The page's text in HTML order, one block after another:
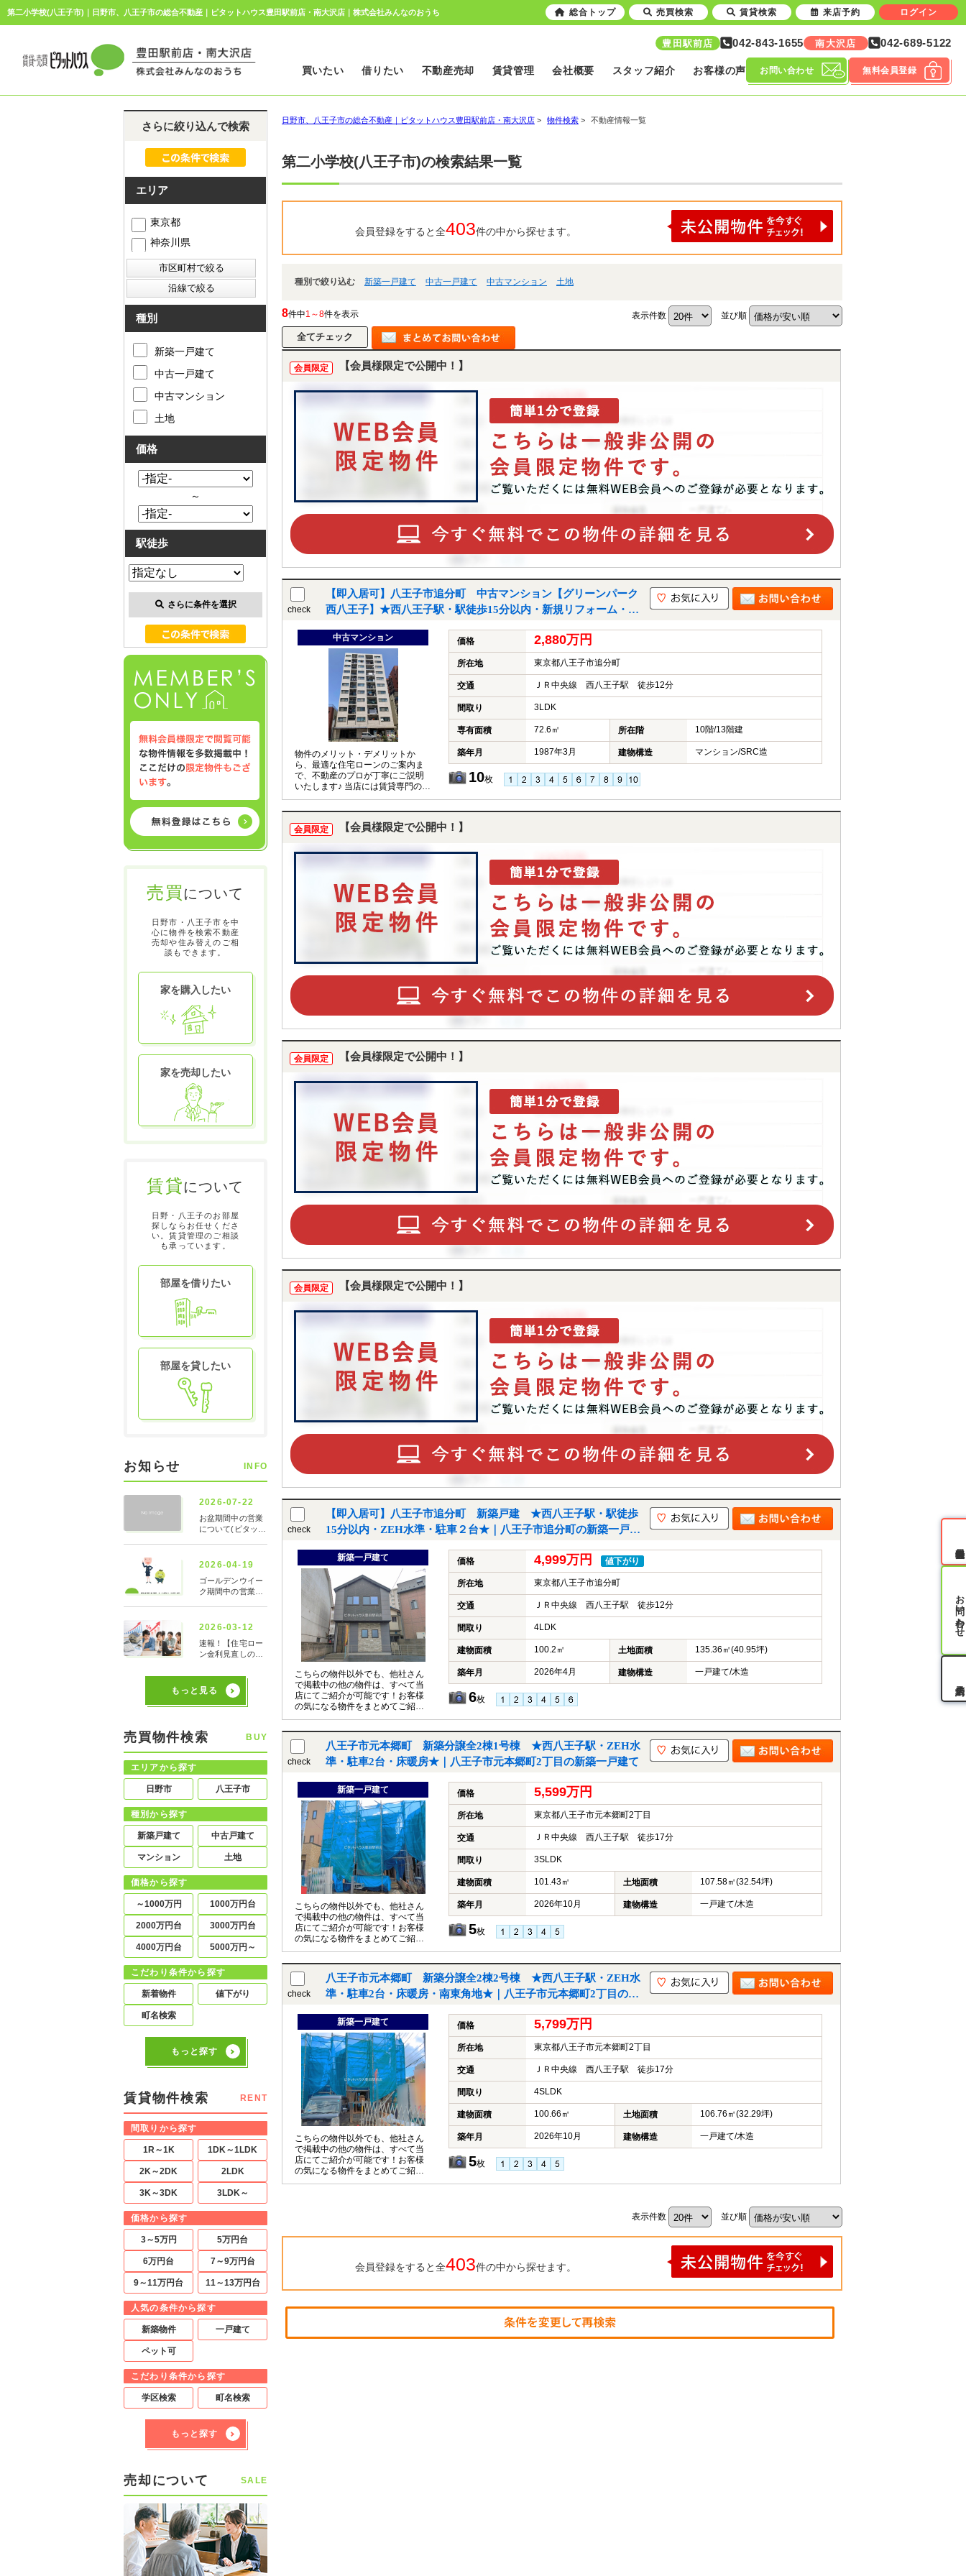
第二小学校(八王子市)｜日野市、八王子市の総合不動産｜ピタットハウス豊田駅前店・南大沢店｜株式会社みんなのおうち
豊田駅前店 042-843-1655 南大沢店 042-689-5122
買いたい 借りたい 不動産売却 賃貸管理 会社概要 スタッフ紹介 お客様の声 お問い合わせ 無料会員登録
日野市、八王子市の総合不動産｜ピタットハウス豊田駅前店・南大沢店 > 物件検索 > 不動産情報一覧
第二小学校(八王子市)の検索結果一覧
会員登録をすると全403件の中から探せます。
種別で絞り込む 新築一戸建て 中古一戸建て 中古マンション 土地
8件中1～8件を表示 表示件数 並び順
会員限定 【会員様限定で公開中！】
check
【即入居可】八王子市追分町 中古マンション【グリーンパーク
西八王子】★西八王子駅・駅徒歩15分以内・新規リフォーム・ペ
中古マンション
物件のメリット・デメリットか
ら、最適な住宅ローンのご案内ま
で、不動産のプロが丁寧にご説明
いたします♪ 当店には賃貸専門のス
タッフもおりますので、賃貸との
価格 2,880万円
所在地 東京都八王子市追分町
交通 ＪＲ中央線 西八王子駅 徒歩12分
間取り 3LDK
専有面積 72.6㎡ 所在階 10階/13階建
築年月 1987年3月 建物構造 マンション/SRC造
10枚
会員限定 【会員様限定で公開中！】
会員限定 【会員様限定で公開中！】
会員限定 【会員様限定で公開中！】
check
【即入居可】八王子市追分町 新築戸建 ★西八王子駅・駅徒歩
15分以内・ZEH水準・駐車２台★｜八王子市追分町の新築一戸建
新築一戸建て
こちらの物件以外でも、他社さん
で掲載中の他の物件は、すべて当
店にてご紹介が可能です！お客様
の気になる物件をまとめてご紹介
させていただきますので、『〇〇
お申し付けください♪
価格 4,999万円 値下がり
所在地 東京都八王子市追分町
交通 ＪＲ中央線 西八王子駅 徒歩12分
間取り 4LDK
建物面積 100.2㎡ 土地面積 135.36㎡(40.95坪)
築年月 2026年4月 建物構造 一戸建て/木造
6枚
check
八王子市元本郷町 新築分譲全2棟1号棟 ★西八王子駅・ZEH水
準・駐車2台・床暖房★｜八王子市元本郷町2丁目の新築一戸建て
新築一戸建て
こちらの物件以外でも、他社さん
で掲載中の他の物件は、すべて当
店にてご紹介が可能です！お客様
の気になる物件をまとめてご紹介
させていただきますので、『〇〇
お申し付けください♪
価格 5,599万円
所在地 東京都八王子市元本郷町2丁目
交通 ＪＲ中央線 西八王子駅 徒歩17分
間取り 3SLDK
建物面積 101.43㎡ 土地面積 107.58㎡(32.54坪)
築年月 2026年10月 建物構造 一戸建て/木造
5枚
check
八王子市元本郷町 新築分譲全2棟2号棟 ★西八王子駅・ZEH水
準・駐車2台・床暖房・南東角地★｜八王子市元本郷町2丁目の新
新築一戸建て
こちらの物件以外でも、他社さん
で掲載中の他の物件は、すべて当
店にてご紹介が可能です！お客様
の気になる物件をまとめてご紹介
させていただきますので、『〇〇
価格 5,799万円
所在地 東京都八王子市元本郷町2丁目
交通 ＪＲ中央線 西八王子駅 徒歩17分
間取り 4SLDK
建物面積 100.66㎡ 土地面積 106.76㎡(32.29坪)
築年月 2026年10月 建物構造 一戸建て/木造
5枚
表示件数 並び順
会員登録をすると全403件の中から探せます。
さらに絞り込んで検索
エリア
東京都
神奈川県
種別
新築一戸建て
中古一戸建て
中古マンション
土地
価格
～
駅徒歩
さらに条件を選択
売買について
日野市・八王子市を中
心に物件を検索不動産
売却や住み替えのご相
談もできます。
家を購入したい
家を売却したい
賃貸について
日野・八王子のお部屋
探しならお任せくださ
い。賃貸管理のご相談
も承っています。
部屋を借りたい
部屋を貸したい
お知らせ INFO
もっと見る
売買物件検索 BUY
エリアから探す
日野市 八王子市
種別から探す
新築戸建て 中古戸建て
マンション 土地
価格から探す
～1000万円 1000万円台
2000万円台 3000万円台
4000万円台 5000万円～
こだわり条件から探す
新着物件 値下がり
町名検索
もっと探す
賃貸物件検索 RENT
間取りから探す
1R～1K 1DK～1LDK
2K～2DK 2LDK
3K～3DK 3LDK～
価格から探す
3～5万円 5万円台
6万円台 7～9万円台
9～11万円台 11～13万円台
人気の条件から探す
新築物件 一戸建て
ペット可
こだわり条件から探す
学区検索 町名検索
もっと探す
売却について SALE
総合トップ 売買検索 賃貸検索 来店予約 ログイン
お問い合わせ